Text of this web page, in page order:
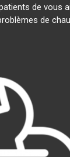
de vous
de